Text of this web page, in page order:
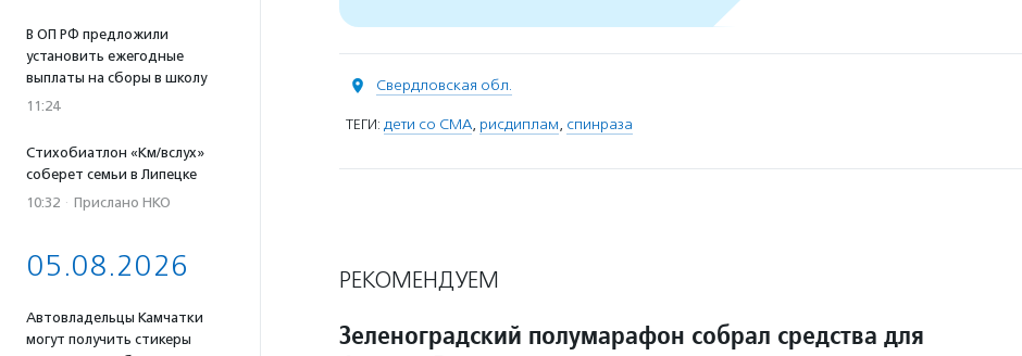
В ОП РФ предложили
установить ежегодные
выплаты на сборы в школу
11:24
Стихобиатлон «Км/вслух»
соберет семьи в Липецке
10:32 · Прислано НКО
05.08.2026
Автовладельцы Камчатки
могут получить стикеры
Свердловская обл.
ТЕГИ: дети со СМА, рисдиплам, спинраза
РЕКОМЕНДУЕМ
Зеленоградский полумарафон собрал средства для